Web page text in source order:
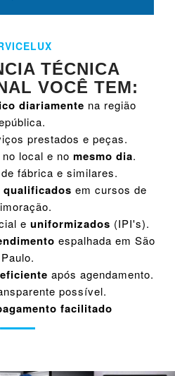
TÉCNICA
VOCÊ TEM:
diariamente na região
prestados e peças.
local e no mesmo dia.
fábrica e similares.
qualificados em cursos de
e uniformizados (IPI's).
espalhada em São
Paulo.
após agendamento.
possível.
facilitado